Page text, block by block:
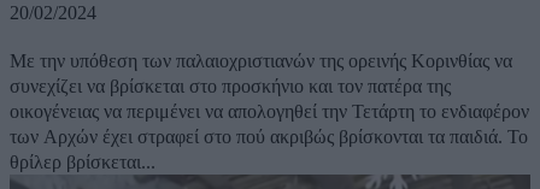
20/02/2024
Με την υπόθεση των παλαιοχριστιανών της ορεινής Κορινθίας να
συνεχίζει να βρίσκεται στο προσκήνιο και τον πατέρα της
οικογένειας να περιμένει να απολογηθεί την Τετάρτη το ενδιαφέρον
των Αρχών έχει στραφεί στο πού ακριβώς βρίσκονται τα παιδιά. Το
θρίλερ βρίσκεται...